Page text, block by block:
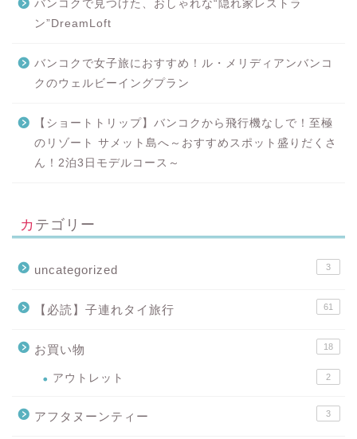
バンコクで見つけた、おしゃれな“隠れ家レストラ
ン”DreamLoft
バンコクで女子旅におすすめ！ル・メリディアンバンコ
クのウェルビーイングプラン
【ショートトリップ】バンコクから飛行機なしで！至極
のリゾート サメット島へ～おすすめスポット盛りだくさ
ん！2泊3日モデルコース～
カテゴリー
uncategorized 3
【必読】子連れタイ旅行 61
お買い物 18
アウトレット 2
アフタヌーンティー 3